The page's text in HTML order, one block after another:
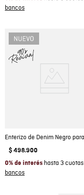
$ 498.900
0% de interés hasta 3 cuotas